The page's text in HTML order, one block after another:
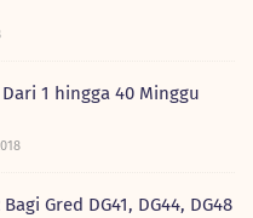
1 hingga 40 Minggu
Gred DG41, DG44, DG48